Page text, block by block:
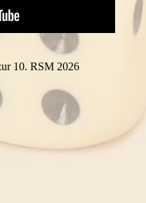
10. RSM 2026